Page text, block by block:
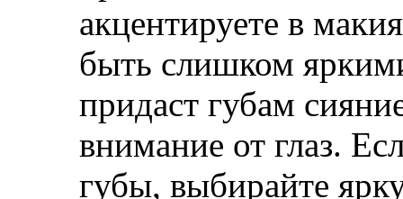
акцентируете в
быть слишком
придаст губам
внимание от глаз.
губы, выбирайте